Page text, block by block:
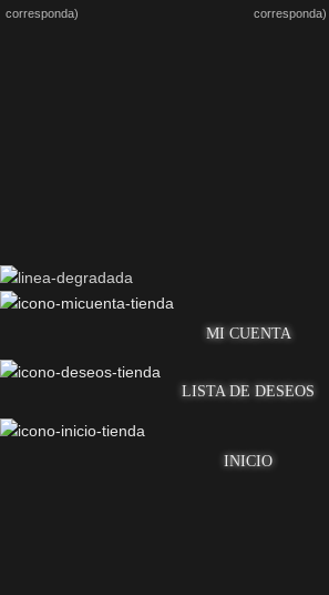
corresponda)
corresponda)
MI CUENTA
LISTA DE DESEOS
INICIO